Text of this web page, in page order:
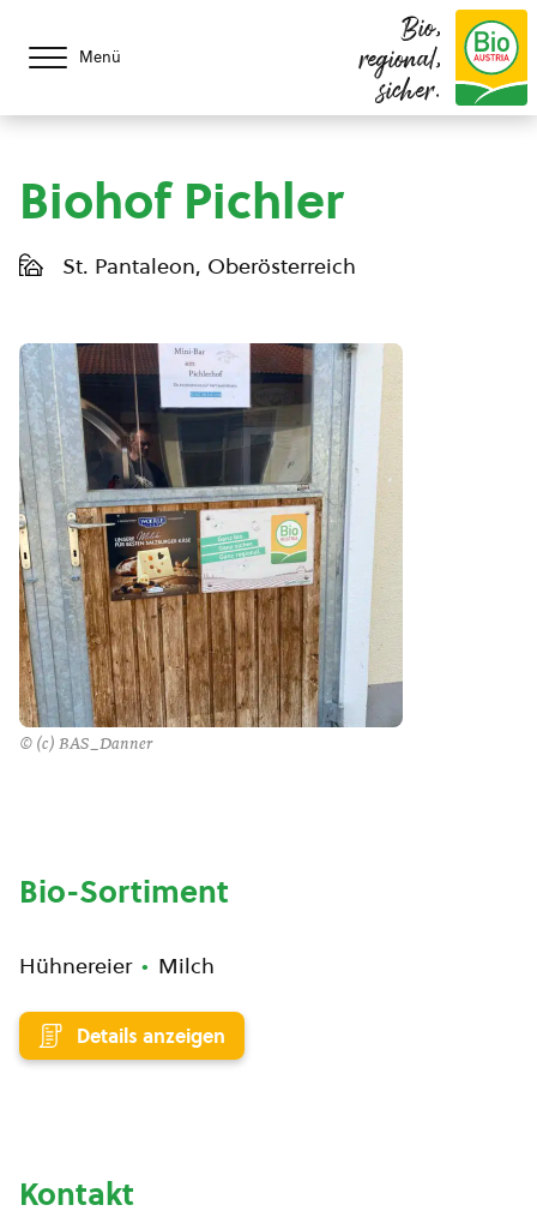
Menü
Bio,
regional,
sicher.
Biohof Pichler
St. Pantaleon, Oberösterreich
© (c) BAS_Danner
Bio-Sortiment
Hühnereier Milch
Details anzeigen
Kontakt